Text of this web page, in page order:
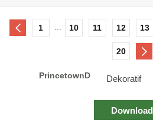
1 10 11 12 13
20
PrincetownD Dekoratif
Download